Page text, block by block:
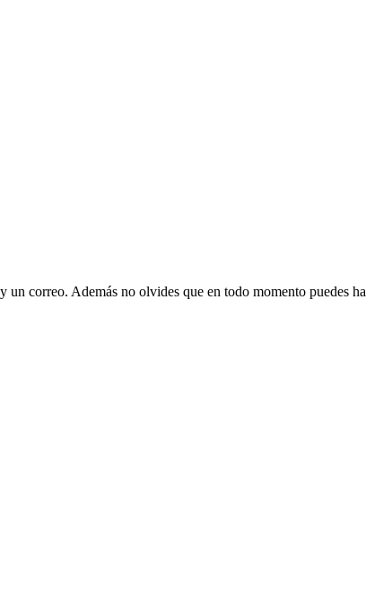
correo. Además no olvides que en todo momento puedes